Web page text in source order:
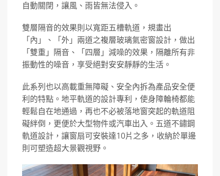
自動關閉，讓風、雨皆無法侵入。
雙層隔音的效果則以寬距五槽軌道，規畫出
「內」、「外」兩道之複層玻璃氣密窗設計，做出
「雙重」隔音、「四層」減噪的效果，隔離所有非
振動性的噪音，享受絕對安安靜靜的生活。
此系列也以高載重無障礙、安全內拆為產品安全便
利的特點。地平軌道的設計專利，使身障輪椅都能
輕鬆自在地通過，再也不必被落地窗突起的軌道阻
礙絆倒，更便於大型物件或汽車出入。五道不鏽鋼
軌道設計，讓窗扇可安裝達10片之多，收納於單邊
則可塑造超大景觀視野。